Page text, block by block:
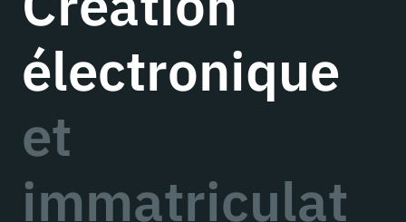
électronique
et
immatriculat